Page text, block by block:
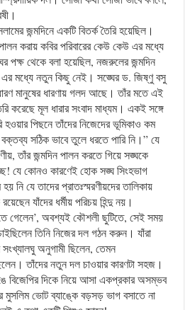
জন্মদিনে একটি বিতর্ক তৈরি হয়েছিল।
করায় কবির পরিবারের কেউ কেউ এর মধ্যে
পক্ষ থেকে বলা হয়েছিল, নজরুলের জন্মদিন
মধ্যে নতুন কিছু নেই। সঙ্ঘের ড. জিষ্ণু বসু
মানুষের ধারণায় গলদ আছে। তাঁর মতে এই
করেছে মূল ধারার সংবাদ মাধ্যম। একই সঙ্গে
হওয়ার পিছনে তাঁদের নিজেদের ভূমিকাও কম
সঠিক ভাবে তুলে ধরতে পারি নি।” যে
তাঁর জন্মদিন পালন করতে গিয়ে সঙ্ঘকে
যে কোনও কারণেই হোক সঙ্ঘ সিংহভাগ
নি যে তাদের প্রাতঃস্মরণীয়দের তালিকায়
যাঁদের ধর্মীয় পরিচয় হিন্দু নয়।
গেলেন’, অবশ্যই কৌশলী ছুটিতে, সেই সময়
তিনি নিজের দল গঠন করুন। যাঁরা
সংখ্যালঘু অনুগামী ছিলেন, তেমন
তাঁদের নতুন দল চাওয়ার কারণটা সহজ।
বিজেপির দিকে নিয়ে আসা একপ্রকার অসম্ভব
মুসলিম ভোট ব্যাঙ্কে বড়সড় ভাগ বসাতে না